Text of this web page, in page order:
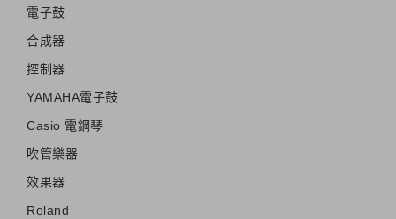
電子鼓
合成器
控制器
YAMAHA電子鼓
Casio 電鋼琴
吹管樂器
效果器
Roland